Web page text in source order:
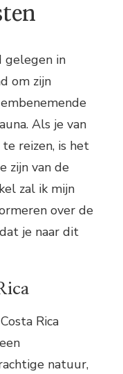
gelegen in
om zijn
Als je van
reizen, is het
zijn van de
zal ik mijn
over de
je naar dit
Rica
natuur,